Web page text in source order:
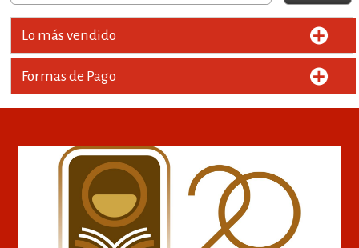
Lo más vendido
Formas de Pago